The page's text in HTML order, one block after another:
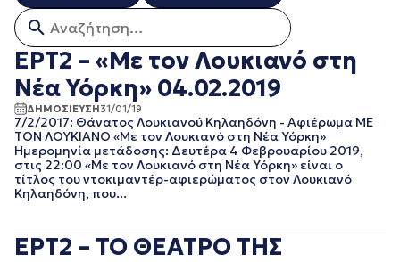
ERT COSMOS
ERTECHO
ERTFLIX
EUROVISION - EBU
EΡΤ1
EΡΤ2 ΣΠΟΡ
EΡΤ3
EΡΤNEWS
ΑΘΛΗΤΙΚΑ
ΓΕΝΙΚΗ
ΚΙΝΗΜΑΤΟΓΡΑΦΙΚΕΣ
ΤΑΙΝΙΕΣ
ΜΑΡΤΙΟΣ 2026
ΔΕΚΕΜΒΡΙΟΣ 2025
ΝΟΕΜΒΡΙΟΣ 2025
ΣΕΠΤΕΜΒΡΙΟΣ 2025
ΑΥΓΟΥΣΤΟΣ 2025
ΙΟΥΛΙΟΣ 2025
ΙΟΥΝΙΟΣ 2025
ΦΕΒΡΟΥΑΡΙΟΣ 2025
Αναζήτηση για:
ΕΡΤ2 – «Με τον Λουκιανό στη
Νέα Υόρκη» 04.02.2019
ΔΗΜΟΣΙΕΥΣΗ31/01/19
7/2/2017: Θάνατος Λουκιανού Κηλαηδόνη - Αφιέρωμα ΜΕ
ΤΟΝ ΛΟΥΚΙΑΝΟ «Με τον Λουκιανό στη Νέα Υόρκη»
Ημερομηνία μετάδοσης: Δευτέρα 4 Φεβρουαρίου 2019,
στις 22:00 «Με τον Λουκιανό στη Νέα Υόρκη» είναι ο
τίτλος του ντοκιμαντέρ-αφιερώματος στον Λουκιανό
Κηλαηδόνη, που...
ΕΡΤ2 – ΤΟ ΘΕΑΤΡΟ ΤΗΣ